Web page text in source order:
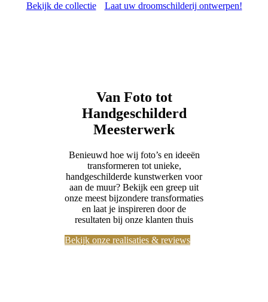
Bekijk de collectie
Laat uw droomschilderij ontwerpen!
Van Foto tot
Handgeschilderd
Meesterwerk
Benieuwd hoe wij foto’s en ideeën
transformeren tot unieke,
handgeschilderde kunstwerken voor
aan de muur? Bekijk een greep uit
onze meest bijzondere transformaties
en laat je inspireren door de
resultaten bij onze klanten thuis
Bekijk onze realisaties & reviews